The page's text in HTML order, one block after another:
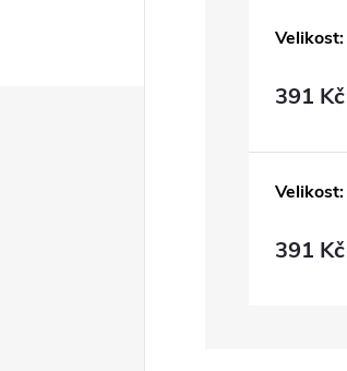
391 Kč
391 Kč